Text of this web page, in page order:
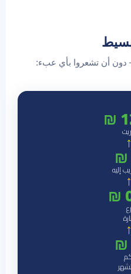
دون أن تشعروا بأي عبء:
إليه